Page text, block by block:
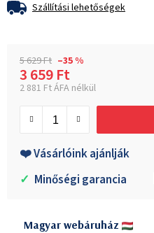
Szállítási lehetőségek
5 629 Ft –35 %
3 659 Ft
2 881 Ft ÁFA nélkül
❤️ Vásárlóink ajánlják
✓ Minőségi garancia
Magyar webáruház